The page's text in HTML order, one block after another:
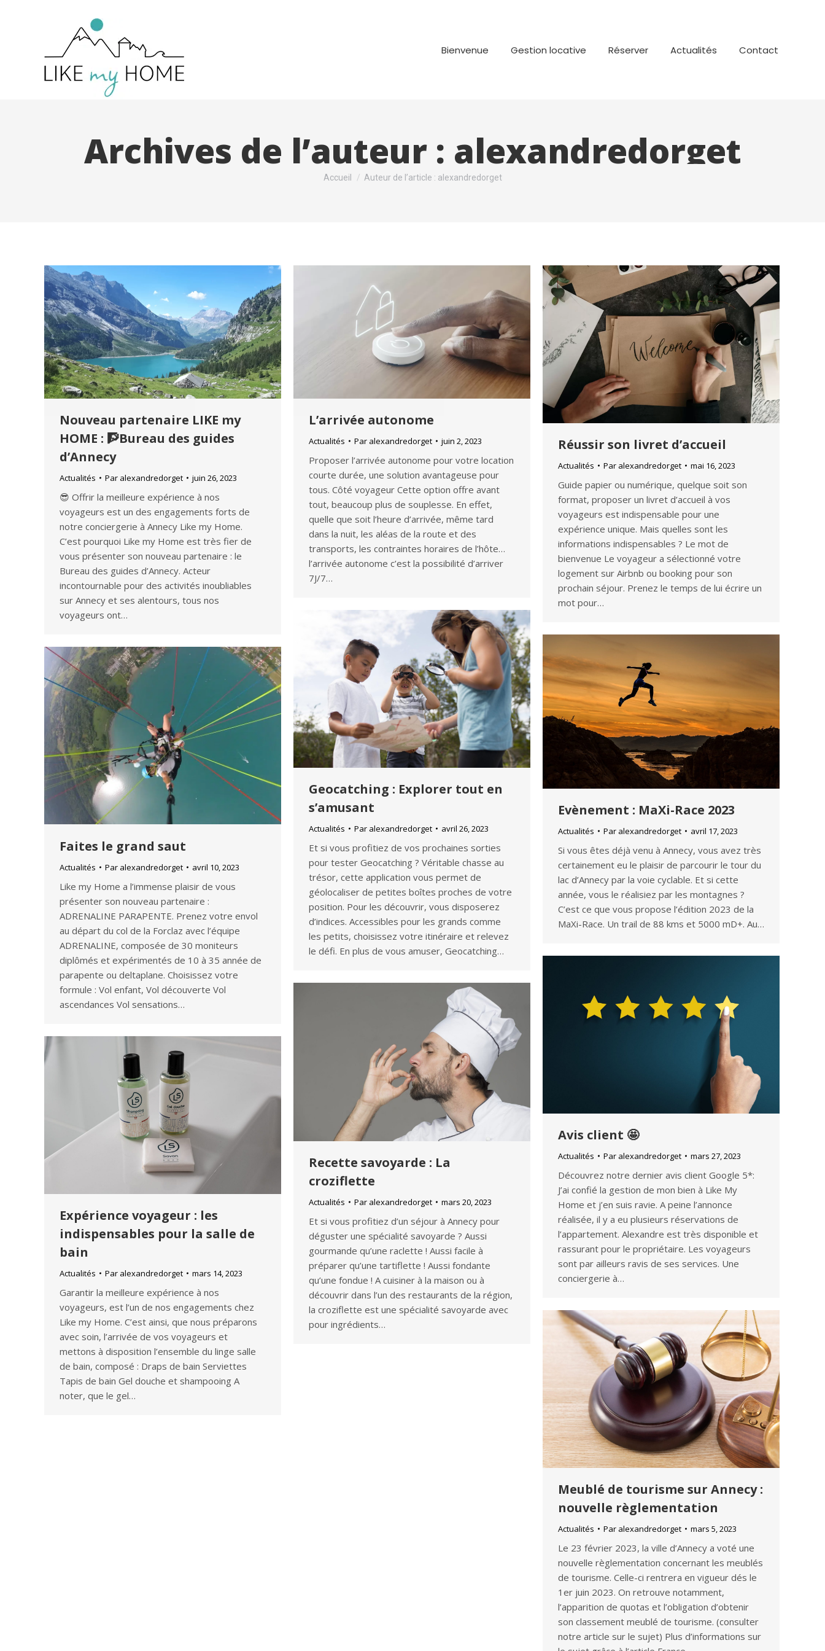
Bienvenue Gestion locative Réserver Actualités Contact
Archives de l’auteur : alexandredorget
Vous êtes ici :
Accueil Auteur de l’article : alexandredorget
Nouveau partenaire LIKE my
HOME : 🧗Bureau des guides
d’Annecy
Actualités Par alexandredorget juin 26, 2023
😎 Offrir la meilleure expérience à nos
voyageurs est un des engagements forts de
notre conciergerie à Annecy Like my Home.
C’est pourquoi Like my Home est très fier de
vous présenter son nouveau partenaire : le
Bureau des guides d’Annecy. Acteur
incontournable pour des activités inoubliables
sur Annecy et ses alentours, tous nos
voyageurs ont…
L’arrivée autonome
Actualités Par alexandredorget juin 2, 2023
Proposer l’arrivée autonome pour votre location
courte durée, une solution avantageuse pour
tous. Côté voyageur Cette option offre avant
tout, beaucoup plus de souplesse. En effet,
quelle que soit l’heure d’arrivée, même tard
dans la nuit, les aléas de la route et des
transports, les contraintes horaires de l’hôte…
l’arrivée autonome c’est la possibilité d’arriver
7J/7…
Réussir son livret d’accueil
Actualités Par alexandredorget mai 16, 2023
Guide papier ou numérique, quelque soit son
format, proposer un livret d’accueil à vos
voyageurs est indispensable pour une
expérience unique. Mais quelles sont les
informations indispensables ? Le mot de
bienvenue Le voyageur a sélectionné votre
logement sur Airbnb ou booking pour son
prochain séjour. Prenez le temps de lui écrire un
mot pour…
Geocatching : Explorer tout en
s’amusant
Actualités Par alexandredorget avril 26, 2023
Et si vous profitiez de vos prochaines sorties
pour tester Geocatching ? Véritable chasse au
trésor, cette application vous permet de
géolocaliser de petites boîtes proches de votre
position. Pour les découvrir, vous disposerez
d’indices. Accessibles pour les grands comme
les petits, choisissez votre itinéraire et relevez
le défi. En plus de vous amuser, Geocatching…
Evènement : MaXi-Race 2023
Actualités Par alexandredorget avril 17, 2023
Si vous êtes déjà venu à Annecy, vous avez très
certainement eu le plaisir de parcourir le tour du
lac d’Annecy par la voie cyclable. Et si cette
année, vous le réalisiez par les montagnes ?
C’est ce que vous propose l’édition 2023 de la
MaXi-Race. Un trail de 88 kms et 5000 mD+. Au…
Faites le grand saut
Actualités Par alexandredorget avril 10, 2023
Like my Home a l’immense plaisir de vous
présenter son nouveau partenaire :
ADRENALINE PARAPENTE. Prenez votre envol
au départ du col de la Forclaz avec l’équipe
ADRENALINE, composée de 30 moniteurs
diplômés et expérimentés de 10 à 35 année de
parapente ou deltaplane. Choisissez votre
formule : Vol enfant, Vol découverte Vol
ascendances Vol sensations…
Avis client 🤩
Actualités Par alexandredorget mars 27, 2023
Découvrez notre dernier avis client Google 5*:
J’ai confié la gestion de mon bien à Like My
Home et j’en suis ravie. A peine l’annonce
réalisée, il y a eu plusieurs réservations de
l’appartement. Alexandre est très disponible et
rassurant pour le propriétaire. Les voyageurs
sont par ailleurs ravis de ses services. Une
conciergerie à…
Recette savoyarde : La
croziflette
Actualités Par alexandredorget mars 20, 2023
Et si vous profitiez d’un séjour à Annecy pour
déguster une spécialité savoyarde ? Aussi
gourmande qu’une raclette ! Aussi facile à
préparer qu’une tartiflette ! Aussi fondante
qu’une fondue ! A cuisiner à la maison ou à
découvrir dans l’un des restaurants de la région,
la croziflette est une spécialité savoyarde avec
pour ingrédients…
Expérience voyageur : les
indispensables pour la salle de
bain
Actualités Par alexandredorget mars 14, 2023
Garantir la meilleure expérience à nos
voyageurs, est l’un de nos engagements chez
Like my Home. C’est ainsi, que nous préparons
avec soin, l’arrivée de vos voyageurs et
mettons à disposition l’ensemble du linge salle
de bain, composé : Draps de bain Serviettes
Tapis de bain Gel douche et shampooing A
noter, que le gel…
Meublé de tourisme sur Annecy :
nouvelle règlementation
Actualités Par alexandredorget mars 5, 2023
Le 23 février 2023, la ville d’Annecy a voté une
nouvelle règlementation concernant les meublés
de tourisme. Celle-ci rentrera en vigueur dés le
1er juin 2023. On retrouve notamment,
l’apparition de quotas et l’obligation d’obtenir
son classement meublé de tourisme. (consulter
notre article sur le sujet) Plus d’informations sur